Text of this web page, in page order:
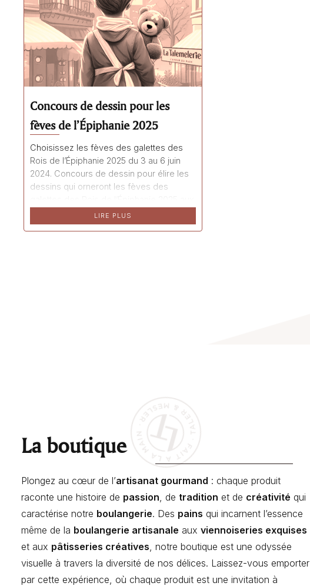
Concours de dessin pour les
fèves de l’Épiphanie 2025
Choisissez les fèves des galettes des
Rois de l’Épiphanie 2025 du 3 au 6 juin
2024. Concours de dessin pour élire les
dessins qui orneront les fèves des
boulangeries pâtisseries La Talemelerie.
LIRE PLUS
La boutique
Plongez au cœur de l’artisanat gourmand : chaque produit
raconte une histoire de passion , de tradition et de créativité qui
caractérise notre boulangerie. Des pains qui incarnent l’essence
même de la boulangerie artisanale aux viennoiseries exquises
et aux pâtisseries créatives , notre boutique est une odyssée
visuelle à travers la diversité de nos délices. Laissez-vous emporter
par cette expérience, où chaque produit est une invitation à
& boisson Pain Norvégien gourmand